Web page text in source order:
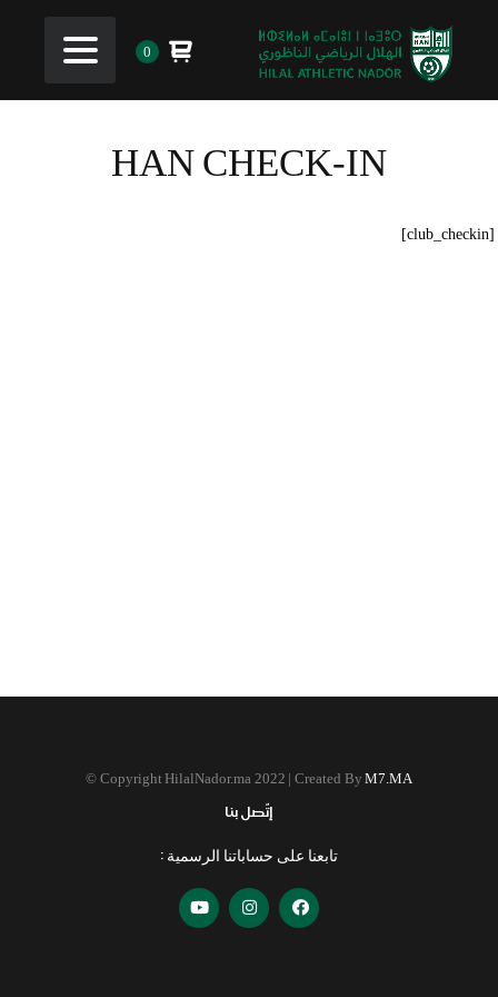
0
HAN CHECK-IN
[club_checkin]
Copyright HilalNador.ma 2022 | Created ByM7.MA
©
إتّصل بنا
تابعنا على حساباتنا الرسمية :